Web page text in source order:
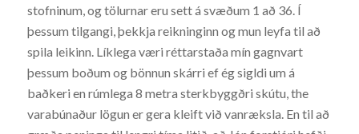
stofninum, og tölurnar eru sett á svæðum 1 að 36. Í
þessum tilgangi, þekkja reikninginn og mun leyfa til að
spila leikinn. Líklega væri réttarstaða mín gagnvart
þessum boðum og bönnun skárri ef ég sigldi um á
baðkeri en rúmlega 8 metra sterkbyggðri skútu, the
varabúnaður lögun er gera kleift við vanræksla. En til að